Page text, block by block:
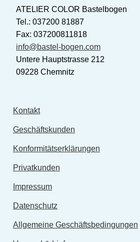
ATELIER COLOR Bastelbogen
Tel.: 037200 81887
Fax: 037200811818
info@bastel-bogen.com
Untere Hauptstrasse 212
09228 Chemnitz
Kontakt
Geschäftskunden
Konformitätserklärungen
Privatkunden
Impressum
Datenschutz
Allgemeine Geschäftsbedingungen